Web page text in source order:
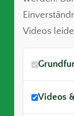
Videos
Videos